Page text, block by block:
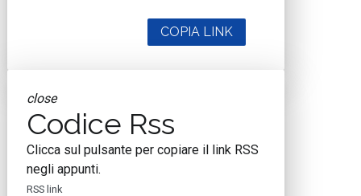
COPIA LINK
close
Codice Rss
Clicca sul pulsante per copiare il link RSS
negli appunti.
RSS link